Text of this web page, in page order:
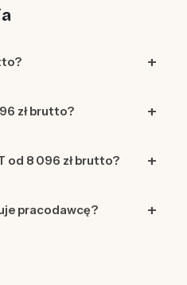
zł brutto?
od 8 096 zł brutto?
pracodawcę?